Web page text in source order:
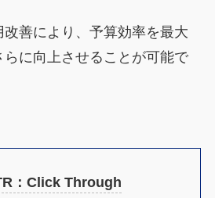
善により、予算効率を最大
に向上させることが可能で
：Click Through